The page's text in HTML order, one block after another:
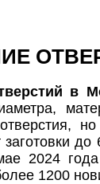
в
2024 года
1200